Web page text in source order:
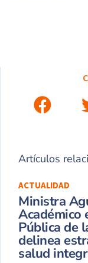
Artículos
ACTUALIDAD
Ministra
Académico
Pública de
delinea
salud